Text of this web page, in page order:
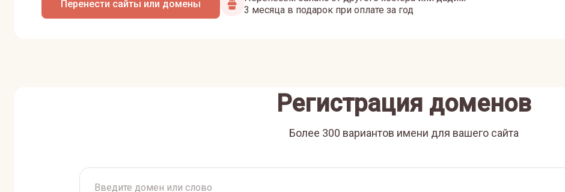
Перенести сайты или домены
3 месяца в подарок при оплате за год
Регистрация доменов
Более 300 вариантов имени для вашего сайта